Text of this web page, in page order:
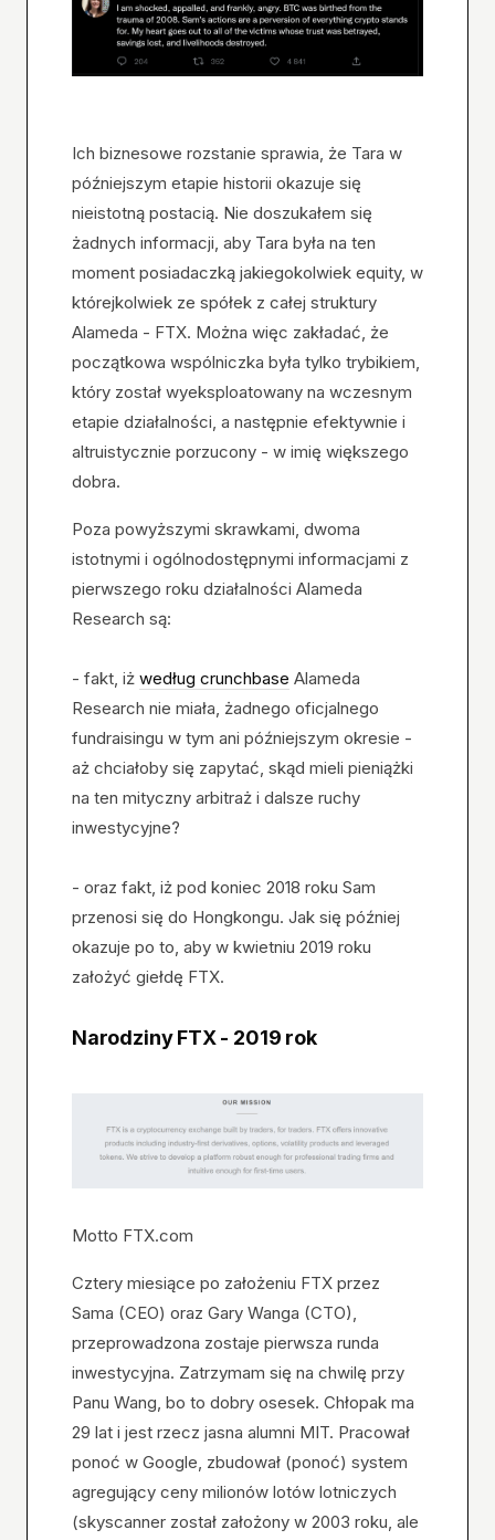
Ich biznesowe rozstanie sprawia, że Tara w
późniejszym etapie historii okazuje się
nieistotną postacią. Nie doszukałem się
żadnych informacji, aby Tara była na ten
moment posiadaczką jakiegokolwiek equity, w
którejkolwiek ze spółek z całej struktury
Alameda - FTX. Można więc zakładać, że
początkowa wspólniczka była tylko trybikiem,
który został wyeksploatowany na wczesnym
etapie działalności, a następnie efektywnie i
altruistycznie porzucony - w imię większego
dobra.
Poza powyższymi skrawkami, dwoma
istotnymi i ogólnodostępnymi informacjami z
pierwszego roku działalności Alameda
Research są:
- fakt, iż według crunchbase Alameda
Research nie miała, żadnego oficjalnego
fundraisingu w tym ani późniejszym okresie -
aż chciałoby się zapytać, skąd mieli pieniążki
na ten mityczny arbitraż i dalsze ruchy
inwestycyjne?
- oraz fakt, iż pod koniec 2018 roku Sam
przenosi się do Hongkongu. Jak się później
okazuje po to, aby w kwietniu 2019 roku
założyć giełdę FTX.
Narodziny FTX - 2019 rok
Motto FTX.com
Cztery miesiące po założeniu FTX przez
Sama (CEO) oraz Gary Wanga (CTO),
przeprowadzona zostaje pierwsza runda
inwestycyjna. Zatrzymam się na chwilę przy
Panu Wang, bo to dobry osesek. Chłopak ma
29 lat i jest rzecz jasna alumni MIT. Pracował
ponoć w Google, zbudował (ponoć) system
agregujący ceny milionów lotów lotniczych
(skyscanner został założony w 2003 roku, ale